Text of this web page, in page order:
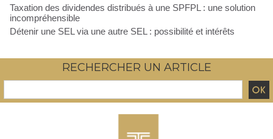
Taxation des dividendes distribués à une SPFPL : une solution
incompréhensible
Détenir une SEL via une autre SEL : possibilité et intérêts
RECHERCHER UN ARTICLE